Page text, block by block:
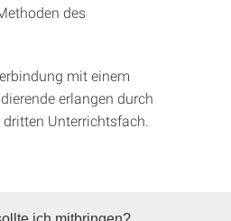
des
mit einem
erlangen durch
Unterrichtsfach.